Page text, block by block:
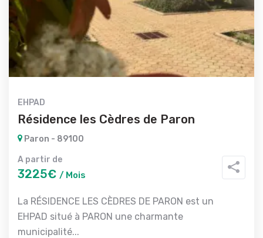
EHPAD
Résidence les Cèdres de Paron
Paron - 89100
A partir de
3225€ / Mois
La RÉSIDENCE LES CÈDRES DE PARON est un
EHPAD situé à PARON une charmante
municipalité...